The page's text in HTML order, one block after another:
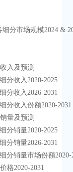
各细分市场规模2024 &
收入及预测
细分收入2020-2025
细分收入2026-2031
细分收入份额2020-2031
销量及预测
细分销量2020-2025
细分销量2026-2031
各细分销量市场份额
价格2020-2031